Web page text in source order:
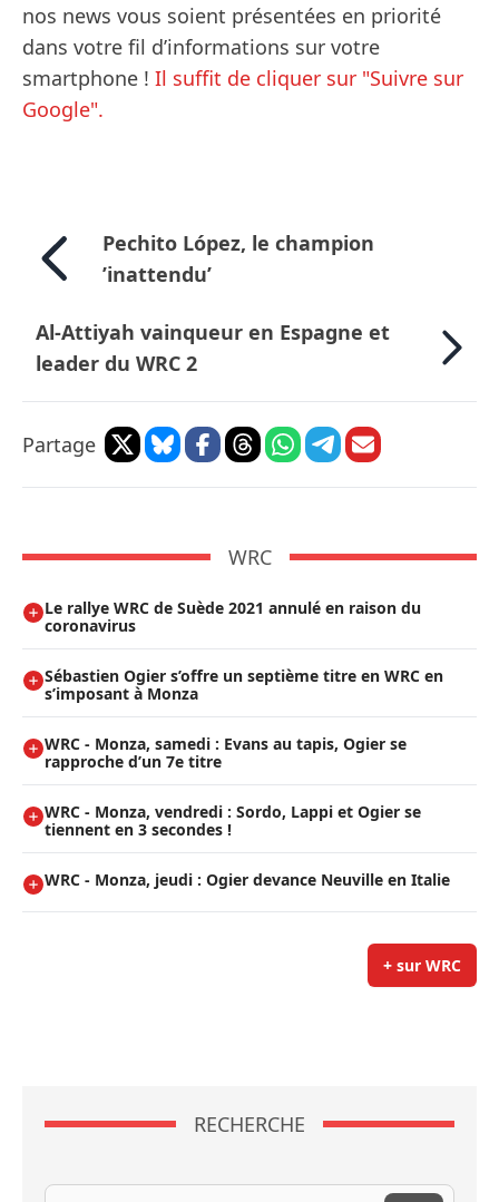
nos news vous soient présentées en priorité
dans votre fil d’informations sur votre
smartphone ! Il suffit de cliquer sur "Suivre sur
Google".
Pechito López, le champion
’inattendu’
Al-Attiyah vainqueur en Espagne et
leader du WRC 2
Partage
WRC
Le rallye WRC de Suède 2021 annulé en raison du
coronavirus
Sébastien Ogier s’offre un septième titre en WRC en
s’imposant à Monza
WRC - Monza, samedi : Evans au tapis, Ogier se
rapproche d’un 7e titre
WRC - Monza, vendredi : Sordo, Lappi et Ogier se
tiennent en 3 secondes !
WRC - Monza, jeudi : Ogier devance Neuville en Italie
+ sur WRC
RECHERCHE
Recherche